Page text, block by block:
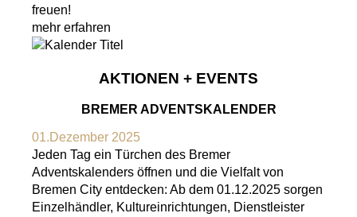
freuen!
mehr erfahren
AKTIONEN + EVENTS
BREMER ADVENTSKALENDER
01.Dezember 2025
Jeden Tag ein Türchen des Bremer
Adventskalenders öffnen und die Vielfalt von
Bremen City entdecken: Ab dem 01.12.2025 sorgen
Einzelhändler, Kultureinrichtungen, Dienstleister